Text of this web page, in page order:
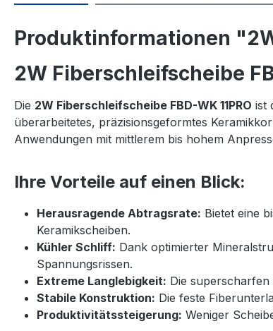
Produktinformationen
2W Fiberschleifscheibe
Die 2W Fiberschleifscheibe FBD-WK 11PRO ist
überarbeitetes, präzisionsgeformtes
Anwendungen mit mittlerem bis hohem
Ihre Vorteile auf einen Blick:
Herausragende Abtragsrate: Bietet eine
Keramikscheiben.
Kühler Schliff: Dank optimierter
Spannungsrissen.
Extreme Langlebigkeit: Die
Stabile Konstruktion: Die feste
Produktivitätssteigerung: Weniger